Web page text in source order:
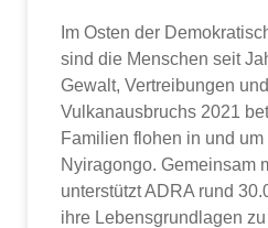
Im Osten der
sind die Menschen seit
Gewalt, Vertreibungen
Vulkanausbruchs 2021
Familien flo­hen in und
Nyiragongo. Gemeinsam
unter­stützt ADRA rund
ihre Lebensgrundlagen